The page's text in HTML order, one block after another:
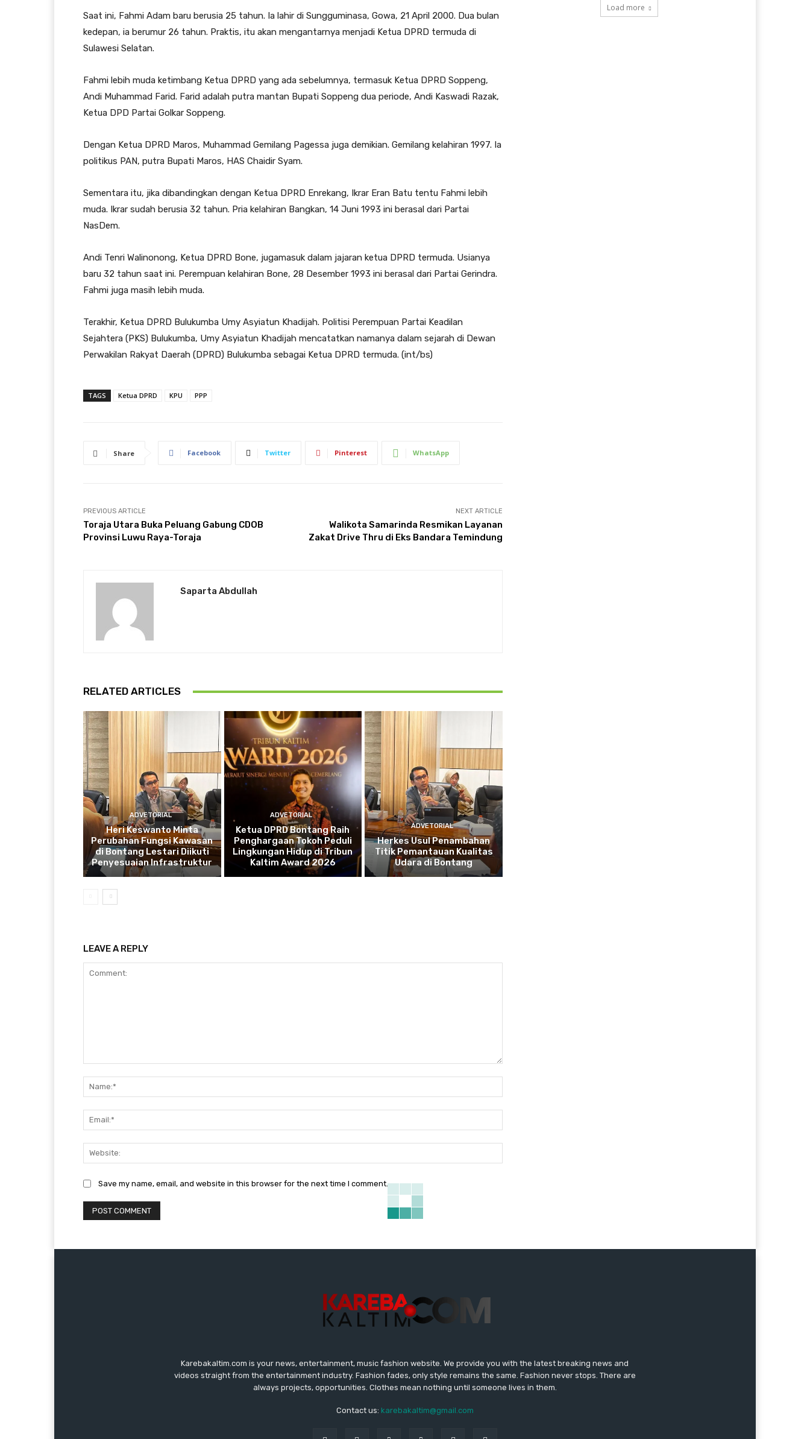
Saat ini, Fahmi Adam baru berusia 25 tahun. Ia lahir di Sungguminasa, Gowa, 21 April 2000. Dua bulan
kedepan, ia berumur 26 tahun. Praktis, itu akan mengantarnya menjadi Ketua DPRD termuda di
Sulawesi Selatan.
Fahmi lebih muda ketimbang Ketua DPRD yang ada sebelumnya, termasuk Ketua DPRD Soppeng,
Andi Muhammad Farid. Farid adalah putra mantan Bupati Soppeng dua periode, Andi Kaswadi Razak,
Ketua DPD Partai Golkar Soppeng.
Dengan Ketua DPRD Maros, Muhammad Gemilang Pagessa juga demikian. Gemilang kelahiran 1997. Ia
politikus PAN, putra Bupati Maros, HAS Chaidir Syam.
Sementara itu, jika dibandingkan dengan Ketua DPRD Enrekang, Ikrar Eran Batu tentu Fahmi lebih
muda. Ikrar sudah berusia 32 tahun. Pria kelahiran Bangkan, 14 Juni 1993 ini berasal dari Partai
NasDem.
Andi Tenri Walinonong, Ketua DPRD Bone, jugamasuk dalam jajaran ketua DPRD termuda. Usianya
baru 32 tahun saat ini. Perempuan kelahiran Bone, 28 Desember 1993 ini berasal dari Partai Gerindra.
Fahmi juga masih lebih muda.
Terakhir, Ketua DPRD Bulukumba Umy Asyiatun Khadijah. Politisi Perempuan Partai Keadilan
Sejahtera (PKS) Bulukumba, Umy Asyiatun Khadijah mencatatkan namanya dalam sejarah di Dewan
Perwakilan Rakyat Daerah (DPRD) Bulukumba sebagai Ketua DPRD termuda. (int/bs)
TAGS Ketua DPRD KPU PPP
Share Facebook Twitter Pinterest WhatsApp
PREVIOUS ARTICLE
Toraja Utara Buka Peluang Gabung CDOB
Provinsi Luwu Raya-Toraja
NEXT ARTICLE
Walikota Samarinda Resmikan Layanan
Zakat Drive Thru di Eks Bandara Temindung
Saparta Abdullah
RELATED ARTICLES
ADVETORIAL
Heri Keswanto Minta
Perubahan Fungsi Kawasan
di Bontang Lestari Diikuti
Penyesuaian Infrastruktur
ADVETORIAL
Ketua DPRD Bontang Raih
Penghargaan Tokoh Peduli
Lingkungan Hidup di Tribun
Kaltim Award 2026
ADVETORIAL
Herkes Usul Penambahan
Titik Pemantauan Kualitas
Udara di Bontang
LEAVE A REPLY
Save my name, email, and website in this browser for the next time I comment.
Load more
Karebakaltim.com is your news, entertainment, music fashion website. We provide you with the latest breaking news and
videos straight from the entertainment industry. Fashion fades, only style remains the same. Fashion never stops. There are
always projects, opportunities. Clothes mean nothing until someone lives in them.
Contact us: karebakaltim@gmail.com